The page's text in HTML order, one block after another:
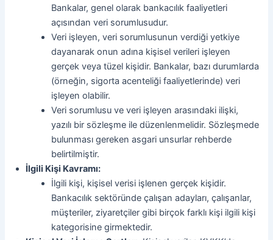
Bankalar, genel olarak bankacılık faaliyetleri
açısından veri sorumlusudur.
Veri işleyen, veri sorumlusunun verdiği yetkiye
dayanarak onun adına kişisel verileri işleyen
gerçek veya tüzel kişidir. Bankalar, bazı durumlarda
(örneğin, sigorta acenteliği faaliyetlerinde) veri
işleyen olabilir.
Veri sorumlusu ve veri işleyen arasındaki ilişki,
yazılı bir sözleşme ile düzenlenmelidir. Sözleşmede
bulunması gereken asgari unsurlar rehberde
belirtilmiştir.
İlgili Kişi Kavramı:
İlgili kişi, kişisel verisi işlenen gerçek kişidir.
Bankacılık sektöründe çalışan adayları, çalışanlar,
müşteriler, ziyaretçiler gibi birçok farklı kişi ilgili kişi
kategorisine girmektedir.